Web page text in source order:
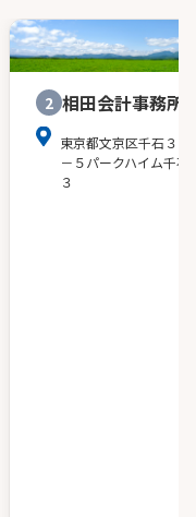
2 相田会計事務所
東京都文京区千石３－
－５パークハイム千石
３